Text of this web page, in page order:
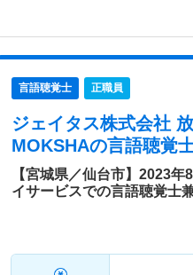
言語聴覚士 正職員
ジェイタス株式会社
MOKSHAの言語聴覚
【宮城県／仙台市】2023
イサービスでの言語聴覚士